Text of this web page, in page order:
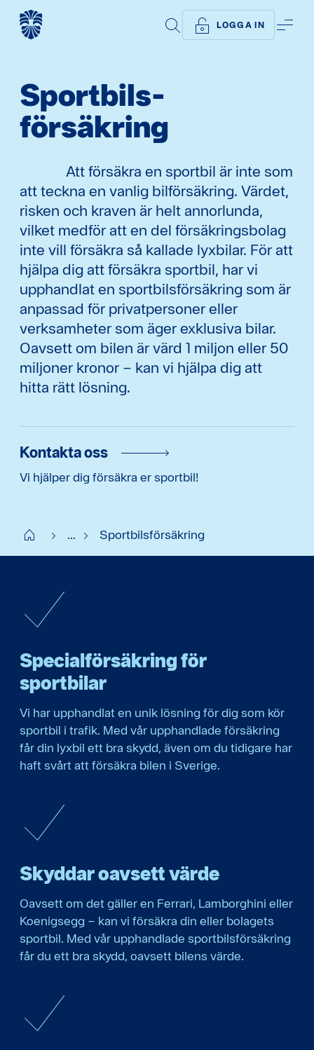
SÖK LOGGA IN
Sportbils­
försäkring
Att försäkra en sportbil är inte som
att teckna en vanlig bilförsäkring. Värdet,
risken och kraven är helt annorlunda,
vilket medför att en del försäkringsbolag
inte vill försäkra så kallade lyxbilar. För att
hjälpa dig att försäkra sportbil, har vi
upphandlat en sportbilsförsäkring som är
anpassad för privatpersoner eller
verksamheter som äger exklusiva bilar.
Oavsett om bilen är värd 1 miljon eller 50
miljoner kronor – kan vi hjälpa dig att
hitta rätt lösning.
Kontakta oss
Vi hjälper dig försäkra er sportbil!
Start ... Sportbilsförsäkring
Specialförsäkring för
sportbilar
Vi har upphandlat en unik lösning för dig som kör
sportbil i trafik. Med vår upphandlade försäkring
får din lyxbil ett bra skydd, även om du tidigare har
haft svårt att försäkra bilen i Sverige.
Skyddar oavsett värde
Oavsett om det gäller en Ferrari, Lamborghini eller
Koenigsegg – kan vi försäkra din eller bolagets
sportbil. Med vår upphandlade sportbilsförsäkring
får du ett bra skydd, oavsett bilens värde.